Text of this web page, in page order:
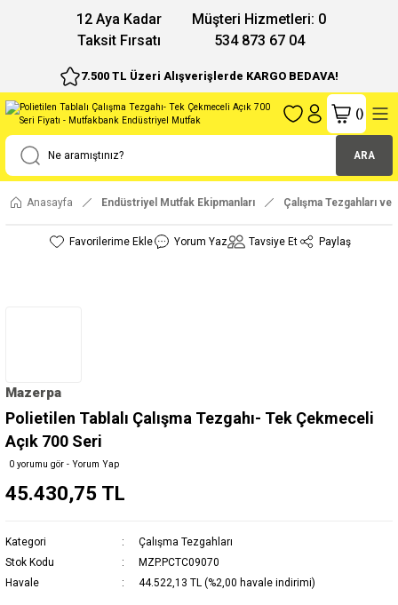
12 Aya Kadar
Taksit Fırsatı
Müşteri Hizmetleri: 0
534 873 67 04
7.500 TL Üzeri Alışverişlerde KARGO BEDAVA!
ARA
()
Anasayfa Endüstriyel Mutfak Ekipmanları Çalışma Tezgahları ve
Yorum Yaz Tavsiye Et Paylaş
Mazerpa
Polietilen Tablalı Çalışma Tezgahı- Tek Çekmeceli
Açık 700 Seri
0 yorumu gör - Yorum Yap
45.430,75 TL
Kategori
Çalışma Tezgahları
Stok Kodu
MZP.PCTC09070
Havale
44.522,13 TL (%2,00 havale indirimi)